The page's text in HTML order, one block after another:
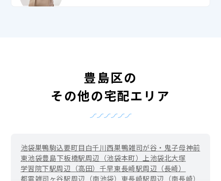
豊島区の
その他の宅配エリア
池袋巣鴨駒込要町目白千川西巣鴨雑司が谷・鬼子母神前
東池袋豊島下板橋駅周辺（池袋本町）上池袋北大塚
学習院下駅周辺（高田） 千早東長崎駅周辺（長崎）
都電雑司ヶ谷駅周辺（南池袋） 東長崎駅周辺（南長崎）